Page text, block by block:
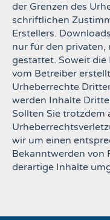
der Grenzen des
schriftlichen
Erstellers.
nur für den privaten,
gestattet. Soweit die
vom Betreiber
Urheberrechte
werden Inhalte
Sollten Sie trotzdem
wir um einen
Bekanntwerden von
derartige Inhalte